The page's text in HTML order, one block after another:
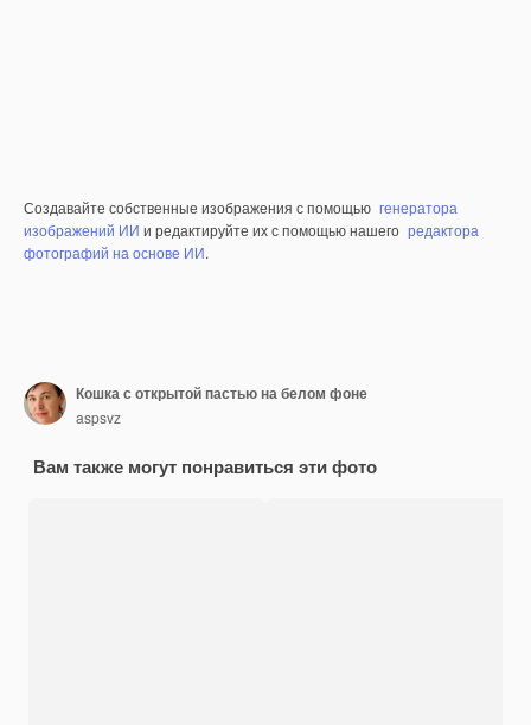
Создавайте собственные изображения с помощью генератора
изображений ИИ и редактируйте их с помощью нашего редактора
фотографий на основе ИИ.
Кошка с открытой пастью на белом фоне
aspsvz
Вам также могут понравиться эти фото